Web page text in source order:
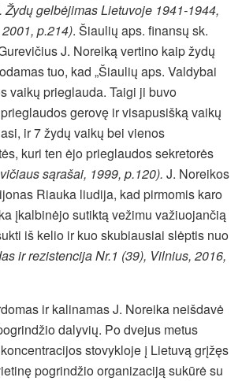
Žydų gelbėjimas Lietuvoje 1941-1944,
p.214). Šiaulių aps. finansų sk.
J. Noreiką vertino kaip žydų
tuo, kad „Šiaulių aps. Valdybai
vaikų prieglauda. Taigi ji buvo
gerovę ir visapusišką vaikų
ir 7 žydų vaikų bei vienos
kuri ten ėjo prieglaudos sekretorės
sąrašai, 1999, p.120). J. Noreikos
Riauka liudija, kad pirmomis karo
įkalbinėjo sutiktą vežimu važiuojančią
iš kelio ir kuo skubiausiai slėptis nuo
ir rezistencija Nr.1 (39), Vilnius, 2016,
ir kalinamas J. Noreika neišdavė
dalyvių. Po dvejus metus
stovykloje į Lietuvą grįžęs
pogrindžio organizaciją sukūrė su